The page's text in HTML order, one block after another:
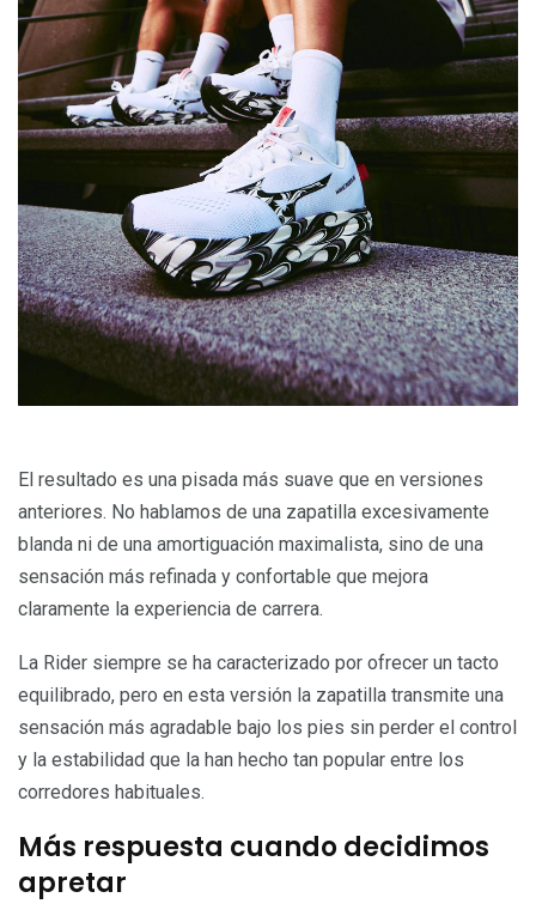
El resultado es una pisada más suave que en versiones
anteriores. No hablamos de una zapatilla excesivamente
blanda ni de una amortiguación maximalista, sino de una
sensación más refinada y confortable que mejora
claramente la experiencia de carrera.
La Rider siempre se ha caracterizado por ofrecer un tacto
equilibrado, pero en esta versión la zapatilla transmite una
sensación más agradable bajo los pies sin perder el control
y la estabilidad que la han hecho tan popular entre los
corredores habituales.
Más respuesta cuando decidimos
apretar